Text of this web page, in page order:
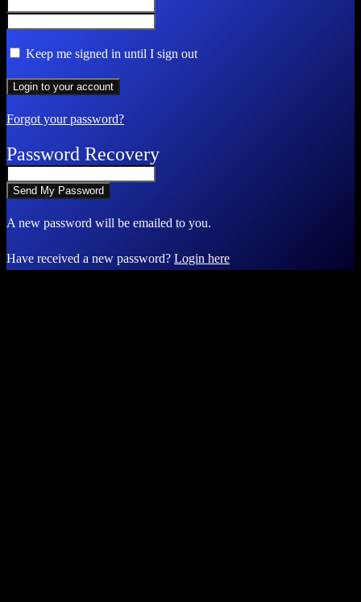
Keep me signed in until I sign out
Forgot your password?
Password Recovery
A new password will be emailed to you.
Have received a new password? Login here